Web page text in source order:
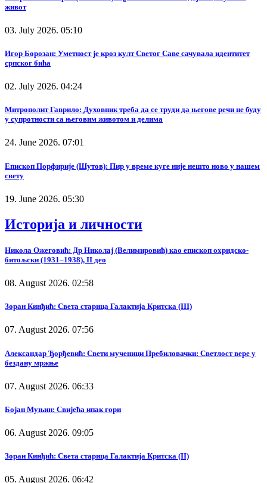
живот
03. July 2026. 05:10
Игор Борозан: Уметност је кроз култ Светог Саве сачувала идентитет
српског бића
02. July 2026. 04:24
Митрополит Гаврило: Духовник треба да се труди да његове речи не буду
у супротности са његовим животом и делима
24. June 2026. 07:01
Епископ Порфирије (Шутов): Пир у време куге није нешто ново у нашем
свету
19. June 2026. 05:30
Историја и личности
Никола Ожеговић: Др Николај (Велимировић) као епископ охридско-
битољски (1931–1938), II део
08. August 2026. 02:58
Зоран Кинђић: Света старица Галактија Критска (III)
07. August 2026. 07:56
Александар Ђорђевић: Свети мученици Пребиловачки: Светлост вере у
бездану мржње
07. August 2026. 06:33
Бојан Муњин: Свијећа ипак гори
06. August 2026. 09:05
Зоран Кинђић: Света старица Галактија Критска (II)
05. August 2026. 06:42